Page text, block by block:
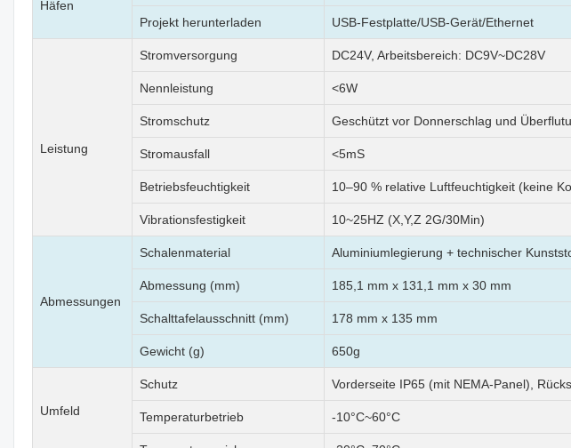
Häfen
Projekt herunterladen USB-Festplatte/USB-Gerät/Ethernet
Leistung
Stromversorgung DC24V, Arbeitsbereich: DC9V~DC28V
Nennleistung <6W
Stromschutz Geschützt vor Donnerschlag und
Stromausfall <5mS
Betriebsfeuchtigkeit 10–90 % relative Luftfeuchtigkeit (keine
Vibrationsfestigkeit 10~25HZ (X,Y,Z 2G/30Min)
Abmessungen
Schalenmaterial Aluminiumlegierung + technischer
Abmessung (mm) 185,1 mm x 131,1 mm x 30 mm
Schalttafelausschnitt (mm) 178 mm x 135 mm
Gewicht (g) 650g
Umfeld
Schutz Vorderseite IP65 (mit NEMA-Panel),
Temperaturbetrieb -10°C~60°C